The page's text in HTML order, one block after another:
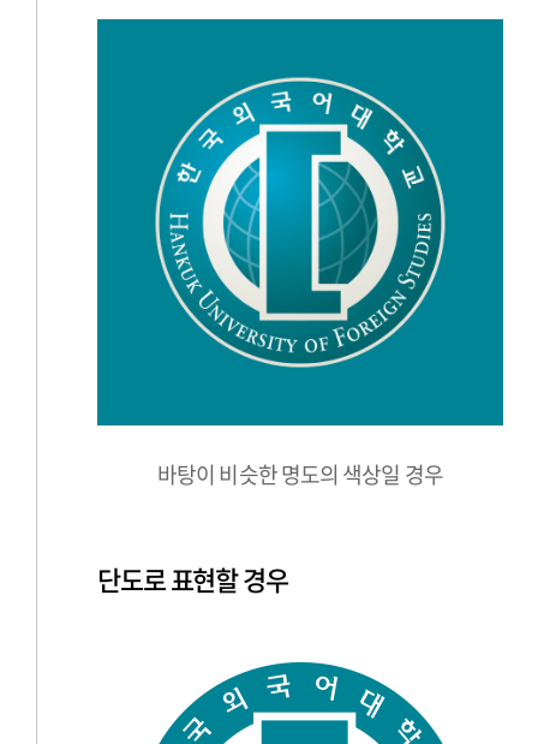
바탕이 비슷한 명도의 색상일 경우
단도로 표현할 경우